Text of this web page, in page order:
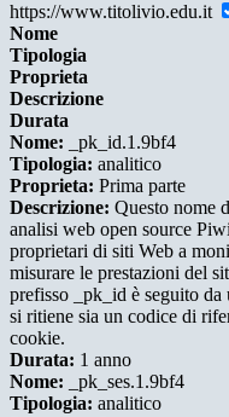
https://www.titolivio.edu.it
Nome
Tipologia
Proprieta
Descrizione
Durata
Nome: _pk_id.1.9bf4
Tipologia: analitico
Proprieta: Prima parte
Descrizione: Questo nome
analisi web open source
proprietari di siti Web a
misurare le prestazioni del
prefisso _pk_id è seguito da
si ritiene sia un codice di
cookie.
Durata: 1 anno
Nome: _pk_ses.1.9bf4
Tipologia: analitico